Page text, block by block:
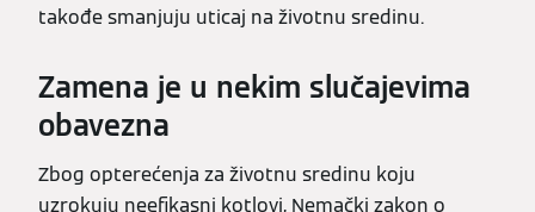
takođe smanjuju uticaj na životnu sredinu.
Zamena je u nekim slučajevima
obavezna
Zbog opterećenja za životnu sredinu koju
uzrokuju neefikasni kotlovi, Nemački zakon o